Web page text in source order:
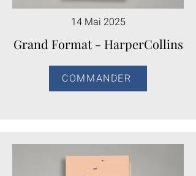
14 Mai 2025
Grand Format - HarperCollins
COMMANDER